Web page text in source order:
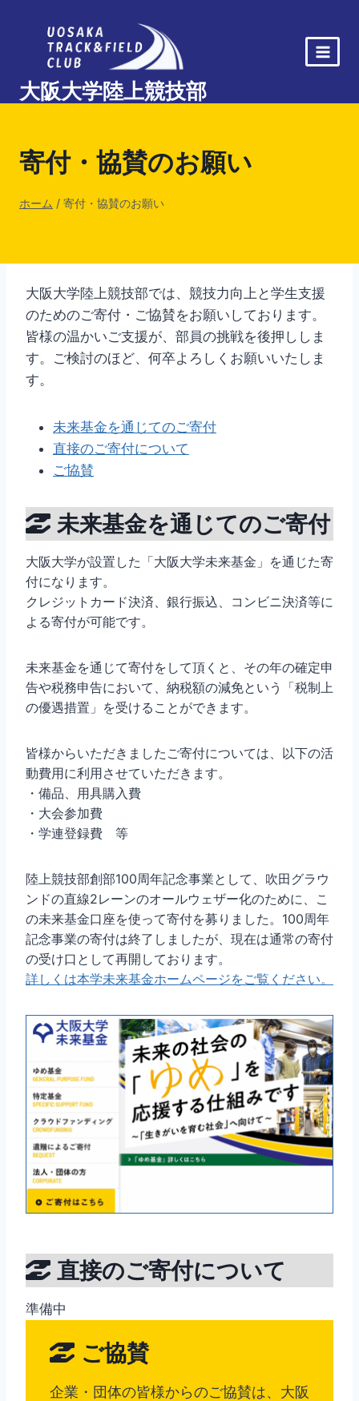
大阪大学陸上競技部
寄付・協賛のお願い
ホーム / 寄付・協賛のお願い
大阪大学陸上競技部では、競技力向上と学生支援
のためのご寄付・ご協賛をお願いしております。
皆様の温かいご支援が、部員の挑戦を後押ししま
す。ご検討のほど、何卒よろしくお願いいたしま
す。
未来基金を通じてのご寄付
直接のご寄付について
ご協賛
未来基金を通じてのご寄付
大阪大学が設置した「大阪大学未来基金」を通じた寄
付になります。
クレジットカード決済、銀行振込、コンビニ決済等に
よる寄付が可能です。
未来基金を通じて寄付をして頂くと、その年の確定申
告や税務申告において、納税額の減免という「税制上
の優遇措置」を受けることができます。
皆様からいただきましたご寄付については、以下の活
動費用に利用させていただきます。
・備品、用具購入費
・大会参加費
・学連登録費 等
陸上競技部創部100周年記念事業として、吹田グラウ
ンドの直線2レーンのオールウェザー化のために、こ
の未来基金口座を使って寄付を募りました。100周年
記念事業の寄付は終了しましたが、現在は通常の寄付
の受け口として再開しております。
詳しくは本学未来基金ホームページをご覧ください。
直接のご寄付について
準備中
ご協賛
企業・団体の皆様からのご協賛は、大阪